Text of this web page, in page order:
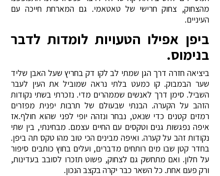
מהצחוק, צחוק חרישי של טאטאמי. גם המארחת חייכה עם
העיניים.
ביפן אפילו הטעויות לומדות לדבר
בנימוס.
ביציאה חזרה דרך הגן שמתי לב לקו דק בחריץ שעל האבן שליד
שער הבמבוק. קו כמעט בלתי נראה שמוביל את העין לעבר
השביל. סימן דרך לאנשים שממהרים מדי. נזכרתי בשתי נקודות
הזהב על הקערה. הבנתי שבעולם של תרבות יפנית מפזרים
רמזים קטנים כדי שנאט, נבחר ונזהה יופי לפני שהוא חולף.אז
איפה נפגשות גנים וטקסים עם החיים עצמם. מבחינתי, בין שתי
נקודות זהב על קערה. ואיפה מבינים הכי טוב מהו טקס תה ביפן.
בחדר קטן שבו מים רותחים מדברים, ועלים בחוץ כותבים סיפור
על חלון. ואם מתחשק גם לצחוק, פשוט תזכרו לסובב בעדינות,
ורק פעם אחת. כל השאר כבר יקרה בקצב הנכון.